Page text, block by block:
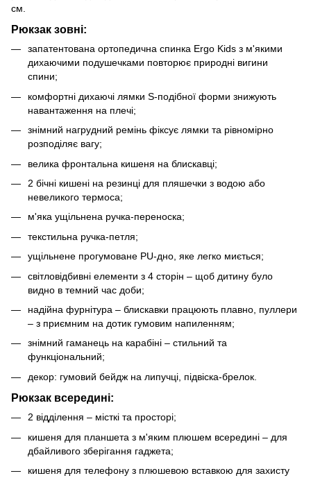
см.
Рюкзак зовні:
запатентована ортопедична спинка Ergo Kids з м'якими
дихаючими подушечками повторює природні вигини
спини;
комфортні дихаючі лямки S-подібної форми знижують
навантаження на плечі;
знімний нагрудний ремінь фіксує лямки та рівномірно
розподіляє вагу;
велика фронтальна кишеня на блискавці;
2 бічні кишені на резинці для пляшечки з водою або
невеликого термоса;
м'яка ущільнена ручка-переноска;
текстильна ручка-петля;
ущільнене прогумоване PU-дно, яке легко миється;
світловідбивні елементи з 4 сторін – щоб дитину було
видно в темний час доби;
надійна фурнітура – блискавки працюють плавно, пуллери
– з приємним на дотик гумовим напиленням;
знімний гаманець на карабіні – стильний та
функціональний;
декор: гумовий бейдж на липучці, підвіска-брелок.
Рюкзак всередині:
2 відділення – місткі та просторі;
кишеня для планшета з м'яким плюшем всередині – для
дбайливого зберігання гаджета;
кишеня для телефону з плюшевою вставкою для захисту